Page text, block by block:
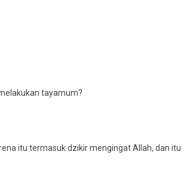
tayamum?
itu termasuk dzikir mengingat Allah, dan itu